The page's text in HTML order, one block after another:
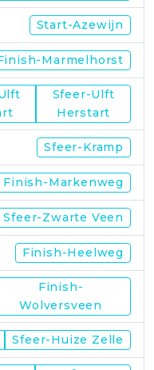
Start-Azewijn
Marmelhorst
Sfeer-Ulft
Herstart
Sfeer-Kramp
Finish-Markenweg
Sfeer-Zwarte Veen
Finish-Heelweg
Finish-
Wolversveen
Sfeer-Huize Zelle